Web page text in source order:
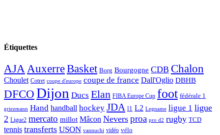
Étiquettes
AJAAuxerreBasket Borg Bourgogne CDB Chalon
Choulet Cotret coupe d'europe coupe de france Dall'Oglio DBHB
DFCODijon Ducs Elan FIBA Europe Cup foot fédérale 1
griezmann Hand handball hockey JDA l1 L2 Legname ligue 1 ligue
2 Ligue2 mercato millot Mâcon Nevers proa pro d2 rugby TCD
tennis transferts USON vannuchi vidéo vélo